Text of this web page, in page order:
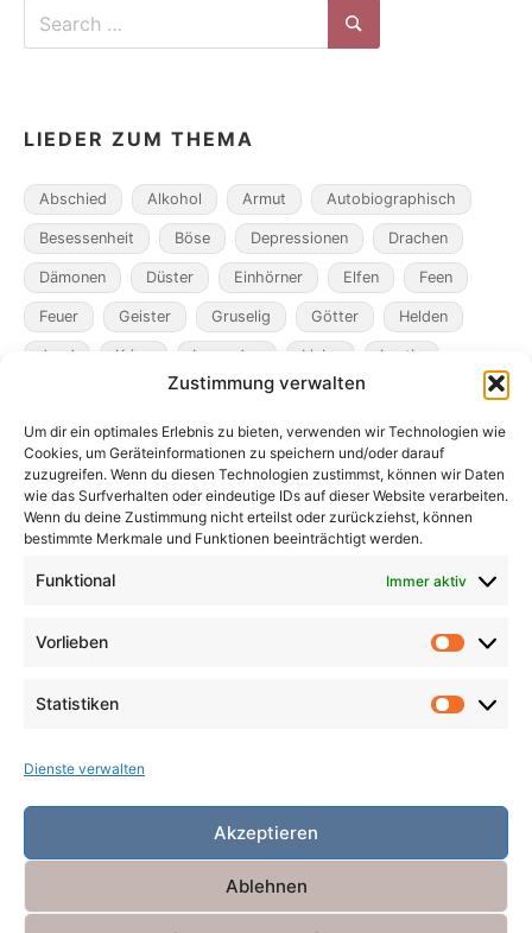
Zustimmung verwalten
Um dir ein optimales Erlebnis zu bieten, verwenden wir Technologien wie
Cookies, um Geräteinformationen zu speichern und/oder darauf
zuzugreifen. Wenn du diesen Technologien zustimmst, können wir Daten
wie das Surfverhalten oder eindeutige IDs auf dieser Website verarbeiten.
Wenn du deine Zustimmung nicht erteilst oder zurückziehst, können
bestimmte Merkmale und Funktionen beeinträchtigt werden.
Funktional Immer aktiv
Vorlieben
Statistiken
Dienste verwalten
Akzeptieren
Ablehnen
Search
for:
Search
LIEDER ZUM THEMA
Abschied Alkohol Armut Autobiographisch
Besessenheit Böse Depressionen Drachen
Dämonen Düster Einhörner Elfen Feen
Feuer Geister Gruselig Götter Helden
Jagd Krieg Legenden Liebe Lustig
Metamorphosen Mord Pakte
Pandemie Pest Rache Rollenspiel Roman
Räuber Satire Schiffe Schräg Tiere
Tod Traum Verlust Verwechselte Identität